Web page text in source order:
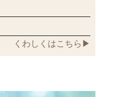
くわしくはこちら▶︎